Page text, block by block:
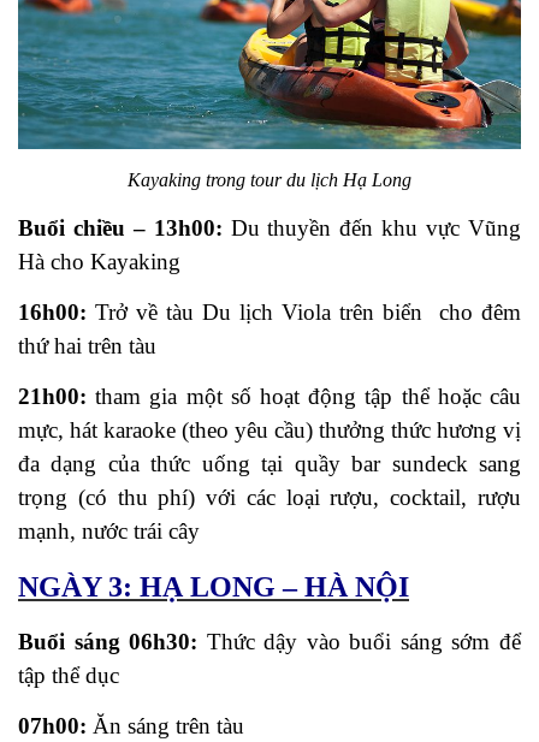
Kayaking trong tour du lịch Hạ Long
Buổi chiều – 13h00: Du thuyền đến khu vực Vũng
Hà cho Kayaking
16h00: Trở về tàu Du lịch Viola trên biển cho đêm
thứ hai trên tàu
21h00: tham gia một số hoạt động tập thể hoặc câu
mực, hát karaoke (theo yêu cầu) thưởng thức hương vị
đa dạng của thức uống tại quầy bar sundeck sang
trọng (có thu phí) với các loại rượu, cocktail, rượu
mạnh, nước trái cây
NGÀY 3: HẠ LONG – HÀ NỘI
Buổi sáng 06h30: Thức dậy vào buổi sáng sớm để
tập thể dục
07h00: Ăn sáng trên tàu